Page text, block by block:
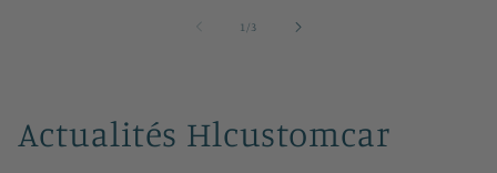
1 //3
Actualités Hlcustomcar